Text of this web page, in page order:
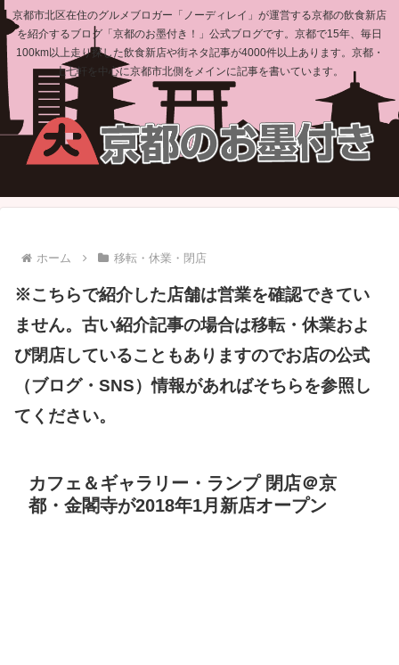
京都市北区在住のグルメブロガー「ノーディレイ」が運営する京都の飲食新店
を紹介するブログ「京都のお墨付き！」公式ブログです。京都で15年、毎日
100km以上走り探した飲食新店や街ネタ記事が4000件以上あります。京都・
上七軒を中心に京都市北側をメインに記事を書いています。
ホーム 移転・休業・閉店
※こちらで紹介した店舗は営業を確認できてい
ません。古い紹介記事の場合は移転・休業およ
び閉店していることもありますのでお店の公式
（ブログ・SNS）情報があればそちらを参照し
てください。
カフェ＆ギャラリー・ランプ 閉店＠京
都・金閣寺が2018年1月新店オープン